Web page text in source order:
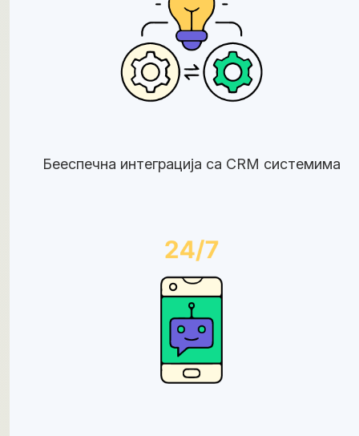
Бееспечна интеграција са CRM системима